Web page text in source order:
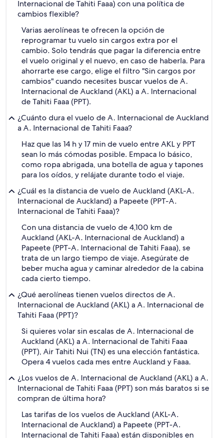
Internacional de Tahiti Faaa) con una política de
cambios flexible?
Varias aerolíneas te ofrecen la opción de
reprogramar tu vuelo sin cargos extra por el
cambio. Solo tendrás que pagar la diferencia entre
el vuelo original y el nuevo, en caso de haberla. Para
ahorrarte ese cargo, elige el filtro "Sin cargos por
cambios" cuando necesites buscar vuelos de A.
Internacional de Auckland (AKL) a A. Internacional
de Tahiti Faaa (PPT).
¿Cuánto dura el vuelo de A. Internacional de Auckland
a A. Internacional de Tahiti Faaa?
Haz que las 14 h y 17 min de vuelo entre AKL y PPT
sean lo más cómodas posible. Empaca lo básico,
como ropa abrigada, una botella de agua y tapones
para los oídos, y relájate durante todo el viaje.
¿Cuál es la distancia de vuelo de Auckland (AKL-A.
Internacional de Auckland) a Papeete (PPT-A.
Internacional de Tahiti Faaa)?
Con una distancia de vuelo de 4,100 km de
Auckland (AKL-A. Internacional de Auckland) a
Papeete (PPT-A. Internacional de Tahiti Faaa), se
trata de un largo tiempo de viaje. Asegúrate de
beber mucha agua y caminar alrededor de la cabina
cada cierto tiempo.
¿Qué aerolíneas tienen vuelos directos de A.
Internacional de Auckland (AKL) a A. Internacional de
Tahiti Faaa (PPT)?
Si quieres volar sin escalas de A. Internacional de
Auckland (AKL) a A. Internacional de Tahiti Faaa
(PPT), Air Tahiti Nui (TN) es una elección fantástica.
Opera 4 vuelos cada mes entre Auckland y Faaa.
¿Los vuelos de A. Internacional de Auckland (AKL) a A.
Internacional de Tahiti Faaa (PPT) son más baratos si se
compran de última hora?
Las tarifas de los vuelos de Auckland (AKL-A.
Internacional de Auckland) a Papeete (PPT-A.
Internacional de Tahiti Faaa) están disponibles en